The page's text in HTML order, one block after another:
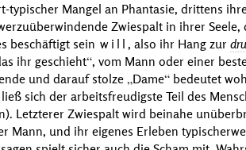
Mangel an Phantasie, drittens
Zwiespalt in ihrer
beschäftigt sein will , also ihr Hang zur
ihr geschieht , vom Mann oder einer
und darauf stolze Dame bedeutet
sich der arbeitsfreudigste Teil des
Letzterer Zwiespalt wird beinahe
Mann, und ihr eigenes Erleben